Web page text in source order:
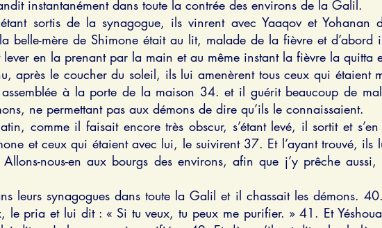
instantanément dans toute la contrée des environs de la Galil.
sortis de la synagogue, ils vinrent avec Yaaqov et Yohanan
belle-mère de Shimone était au lit, malade de la fièvre et d’abord
en la prenant par la main et au même instant la fièvre la quitta
après le coucher du soleil, ils lui amenèrent tous ceux qui étaient
à la porte de la maison 34. et il guérit beaucoup de
ne permettant pas aux démons de dire qu’ils le connaissaient.
comme il faisait encore très obscur, s’étant levé, il sortit et
et ceux qui étaient avec lui, le suivirent 37. Et l’ayant trouvé, ils
nous-en aux bourgs des environs, afin que j’y prêche
leurs synagogues dans toute la Galil et il chassait les démons.
le pria et lui dit : « Si tu veux, tu peux me purifier. » 41. Et